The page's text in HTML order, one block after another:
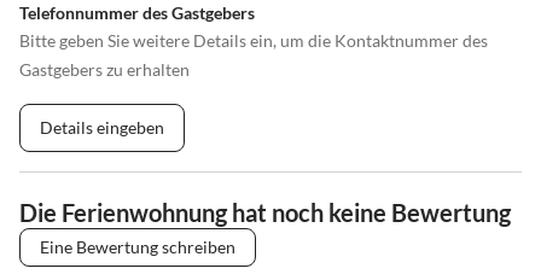
Telefonnummer des Gastgebers
Bitte geben Sie weitere Details ein, um die Kontaktnummer des
Gastgebers zu erhalten
Details eingeben
Die Ferienwohnung hat noch keine Bewertung
Eine Bewertung schreiben